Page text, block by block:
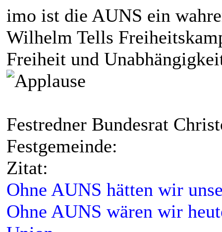
imo ist die AUNS ein
Wilhelm Tells
Freiheit und
Festredner Bundesrat
Festgemeinde:
Zitat:
Ohne AUNS hätten wir
Ohne AUNS wären wir